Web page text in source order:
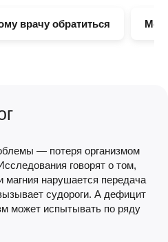
врачу обратиться
— потеря организмом
говорят о том,
магния нарушается передача
судороги. А дефицит
может испытывать по ряду